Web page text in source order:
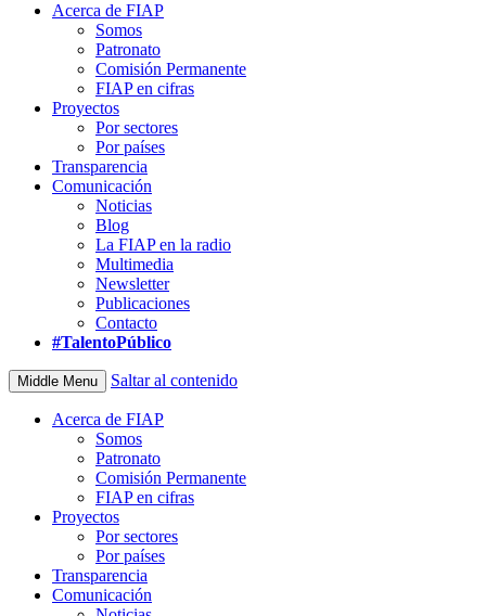
Acerca de FIAP
Somos
Patronato
Comisión Permanente
FIAP en cifras
Proyectos
Por sectores
Por países
Transparencia
Comunicación
Noticias
Blog
La FIAP en la radio
Multimedia
Newsletter
Publicaciones
Contacto
#TalentoPúblico
Middle Menu Saltar al contenido
Acerca de FIAP
Somos
Patronato
Comisión Permanente
FIAP en cifras
Proyectos
Por sectores
Por países
Transparencia
Comunicación